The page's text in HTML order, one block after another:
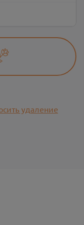
удаление